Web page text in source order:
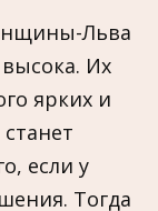
Льва
Их
ярких и
если у
Тогда